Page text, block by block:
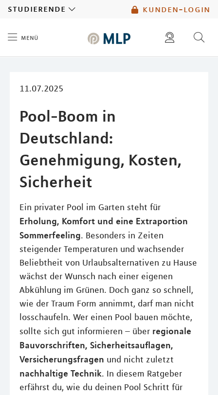
kunden-login
studierende
menü
11.07.2025
Pool-Boom in
Deutschland:
Genehmigung, Kosten,
Sicherheit
Ein privater Pool im Garten steht für
Erholung, Komfort und eine Extraportion
Sommerfeeling. Besonders in Zeiten
steigender Temperaturen und wachsender
Beliebtheit von Urlaubsalternativen zu Hause
wächst der Wunsch nach einer eigenen
Abkühlung im Grünen. Doch ganz so schnell,
wie der Traum Form annimmt, darf man nicht
losschaufeln. Wer einen Pool bauen möchte,
sollte sich gut informieren – über regionale
Bauvorschriften, Sicherheitsauflagen,
Versicherungsfragen und nicht zuletzt
nachhaltige Technik. In diesem Ratgeber
erfährst du, wie du deinen Pool Schritt für